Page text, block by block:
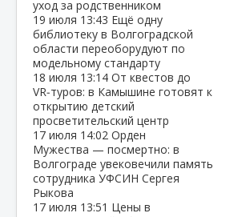
уход за родственником
19 июля 13:43 Ещё одну
библиотеку в Волгоградской
области переоборудуют по
модельному стандарту
18 июля 13:14 От квестов до
VR‑туров: в Камышине готовят к
открытию детский
просветительский центр
17 июля 14:02 Орден
Мужества — посмертно: в
Волгограде увековечили память
сотрудника УФСИН Сергея
Рыкова
17 июля 13:51 Цены в